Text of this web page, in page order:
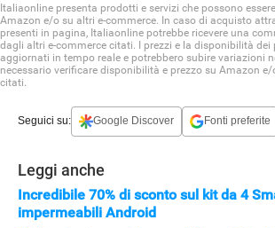
Italiaonline presenta prodotti e servizi che possono
Amazon e/o su altri e-commerce. In caso di acquisto
presenti in pagina, Italiaonline potrebbe ricevere una
dagli altri e-commerce citati. I prezzi e la disponibilità
aggiornati in tempo reale e potrebbero subire variazioni
necessario verificare disponibilità e prezzo su Amazon
citati.
Seguici su: Google Discover Fonti preferite
Leggi anche
Incredibile 70% di sconto sul kit da 4
impermeabili Android